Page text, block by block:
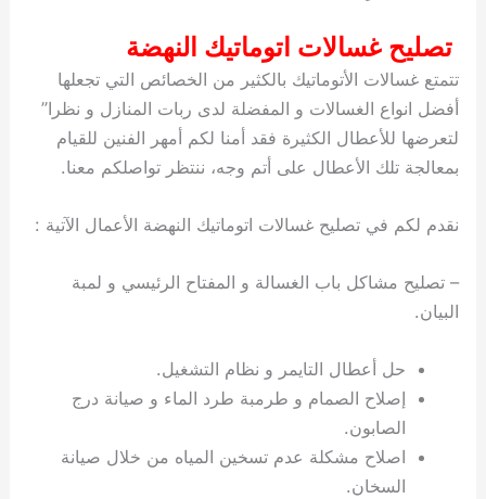
تصليح غسالات اتوماتيك النهضة
تتمتع غسالات الأتوماتيك بالكثير من الخصائص التي تجعلها
أفضل انواع الغسالات و المفضلة لدى ربات المنازل و نظرا”
لتعرضها للأعطال الكثيرة فقد أمنا لكم أمهر الفنين للقيام
بمعالجة تلك الأعطال على أتم وجه، ننتظر تواصلكم معنا.
نقدم لكم في تصليح غسالات اتوماتيك النهضة الأعمال الآتية :
– تصليح مشاكل باب الغسالة و المفتاح الرئيسي و لمبة
البيان.
حل أعطال التايمر و نظام التشغيل.
إصلاح الصمام و طرمبة طرد الماء و صيانة درج
الصابون.
اصلاح مشكلة عدم تسخين المياه من خلال صيانة
السخان.